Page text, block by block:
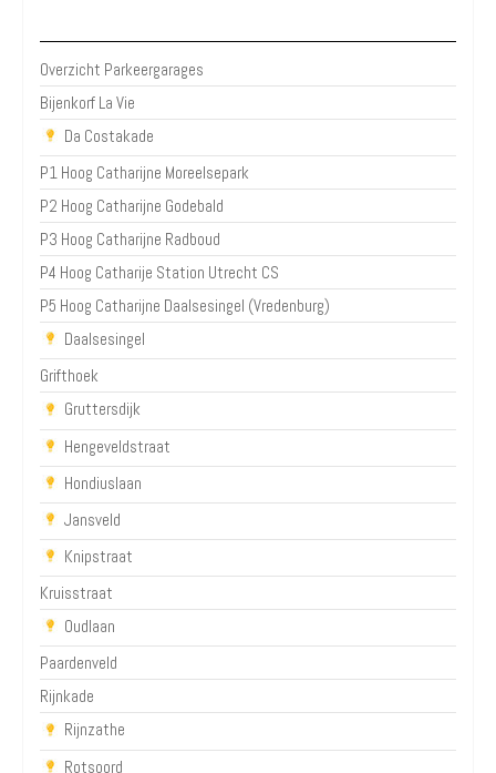
Overzicht Parkeergarages
Bijenkorf La Vie
Da Costakade
P1 Hoog Catharijne Moreelsepark
P2 Hoog Catharijne Godebald
P3 Hoog Catharijne Radboud
P4 Hoog Catharije Station Utrecht CS
P5 Hoog Catharijne Daalsesingel (Vredenburg)
Daalsesingel
Grifthoek
Gruttersdijk
Hengeveldstraat
Hondiuslaan
Jansveld
Knipstraat
Kruisstraat
Oudlaan
Paardenveld
Rijnkade
Rijnzathe
Rotsoord